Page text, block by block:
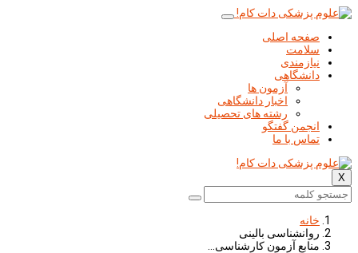
صفحه اصلی
سلامت
نیازمندی
دانشگاهی
آزمون ها
اخبار دانشگاهی
رشته های تحصیلی
انجمن گفتگو
تماس با ما
X
خانه
روانشناسی بالینی
منابع آزمون کارشناسی…